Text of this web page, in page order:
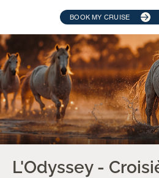
BOOK MY CRUISE
L'Odyssey -